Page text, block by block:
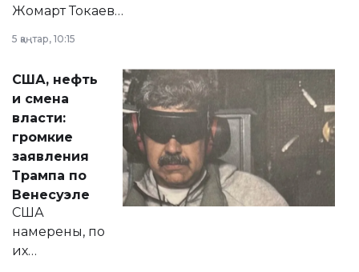
Жомарт Токаев
сразу несколько
актуальных тем —
от слухов о
политических
реформах до
вопросов армии,
экономики и
личного здоровья.
5 қаңтар, 10:15
США, нефть
и смена
власти:
громкие
заявления
Трампа по
Венесуэле
США
намерены, по
их